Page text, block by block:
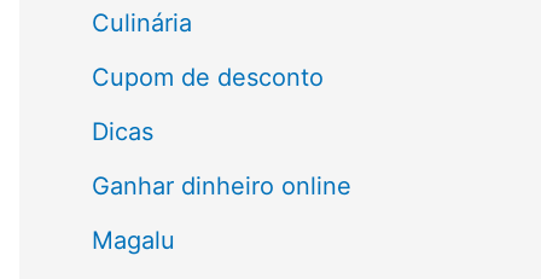
a
r
:
Culinária
Cupom de desconto
Dicas
Ganhar dinheiro online
Magalu